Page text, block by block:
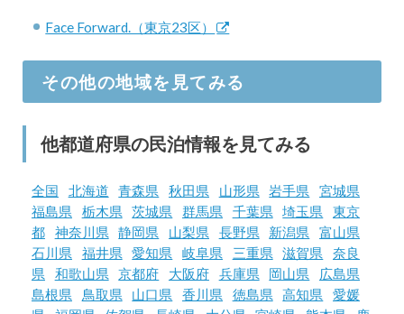
Face Forward.（東京23区）
その他の地域を見てみる
他都道府県の民泊情報を見てみる
全国 北海道 青森県 秋田県 山形県 岩手県
宮城県
福島県
栃木県 茨城県 群馬県 千葉県 埼玉県
東京
都
神奈川県 静岡県 山梨県 長野県 新潟県
富山県
石川県
福井県 愛知県 岐阜県 三重県 滋賀県
奈良
県
和歌山県 京都府 大阪府 兵庫県 岡山県
広島県
島根県
鳥取県 山口県 香川県 徳島県 高知県
愛媛